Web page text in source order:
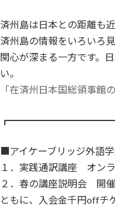
済州島は日本との距離も
済州島の情報をいろいろ
関心が深まる一方です。
い。
「在済州日本国総領事館
■アイケーブリッジ外語
１．実践通訳講座 オン
２．春の講座説明会 開催
ともに、入会金千円offチ